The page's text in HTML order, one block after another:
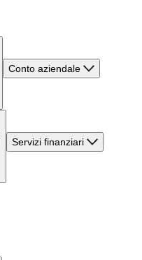
Conto aziendale
Servizi finanziari